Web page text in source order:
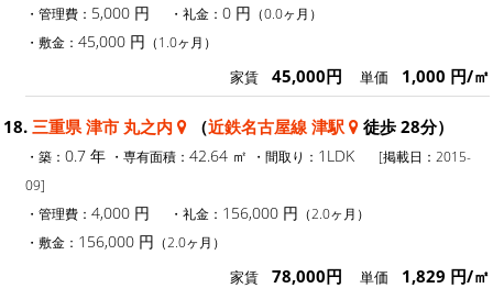
・管理費： 5,000 円 ・礼金： 0 円 （0.0ヶ月）
・敷金： 45,000 円 （1.0ヶ月）
家賃 45,000円 単価 1,000 円/㎡
18. 三重県 津市 丸之内 （近鉄名古屋線 津駅 徒歩 28分）
・築： 0.7 年 ・専有面積： 42.64 ㎡ ・間取り： 1LDK
[掲載日：2015-
09]
・管理費： 4,000 円 ・礼金： 156,000 円 （2.0ヶ月）
・敷金： 156,000 円 （2.0ヶ月）
家賃 78,000円 単価 1,829 円/㎡